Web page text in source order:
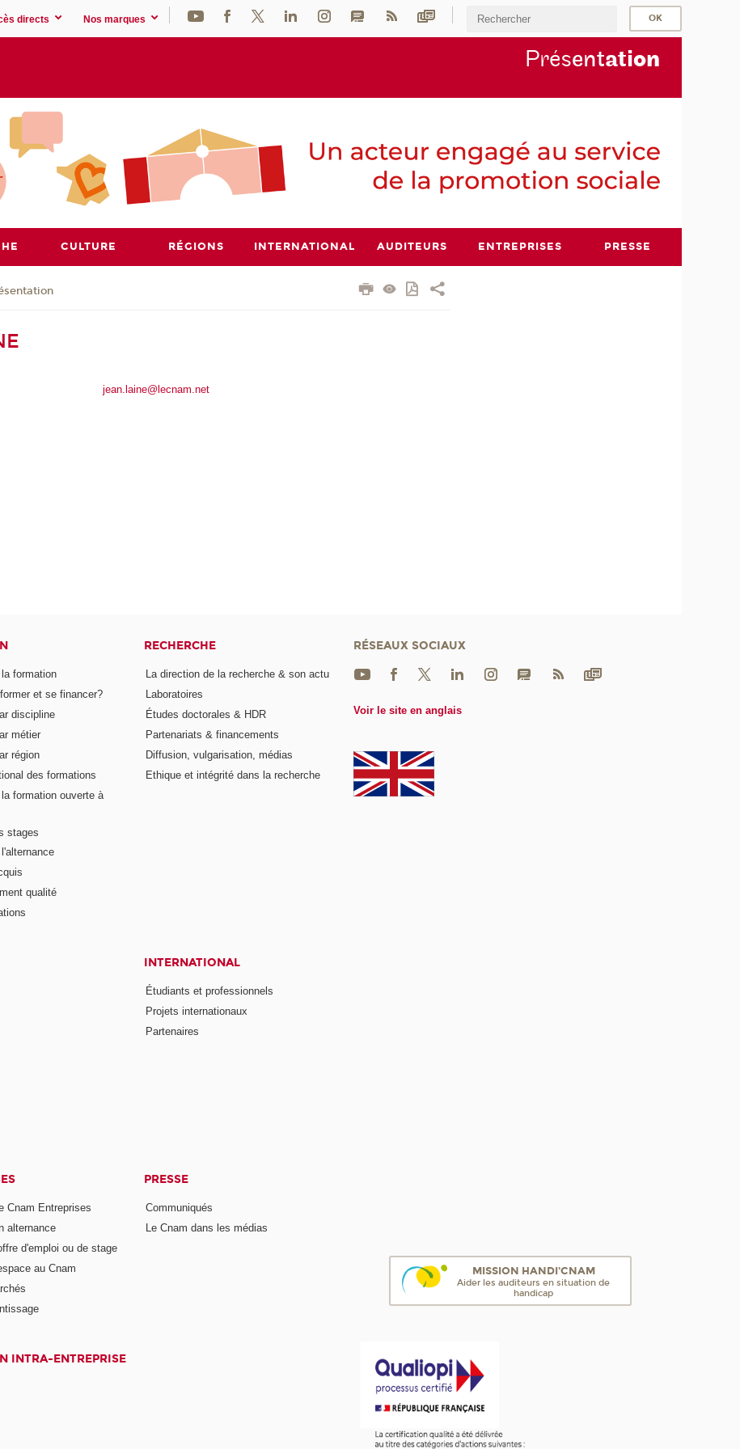
directs Nos marques
Présentation
CULTURE RÉGIONS INTERNATIONAL AUDITEURS ENTREPRISES PRESSE
jean.laine@lecnam.net
formation
et se financer?
discipline
métier
région
des formations
formation ouverte à
stages
qualité
RECHERCHE
La direction de la recherche & son actu
Laboratoires
Études doctorales & HDR
Partenariats & financements
Diffusion, vulgarisation, médias
Ethique et intégrité dans la recherche
INTERNATIONAL
Étudiants et professionnels
Projets internationaux
Partenaires
Cnam Entreprises
alternance
d'emploi ou de stage
au Cnam
PRESSE
Communiqués
Le Cnam dans les médias
INTRA-ENTREPRISE
RÉSEAUX SOCIAUX
Voir le site en anglais
MISSION HANDI'CNAM
Aider les auditeurs en situation de
handicap